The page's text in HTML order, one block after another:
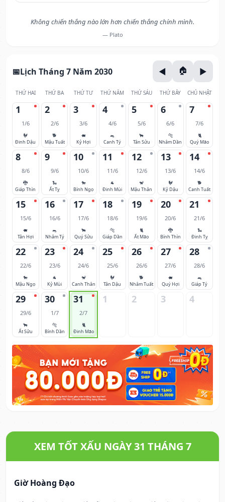
Không chiến thắng nào lớn hơn chiến thắng chính mình.
— Plato
Lịch Tháng 7 Năm 2030
THỨ HAI THỨ BA THỨ TƯ THỨ NĂM THỨ SÁU THỨ BẢY CHỦ NHẬT
1
1/6
🐓
Đinh Dậu
2
2/6
🐕
Mậu Tuất
3
3/6
🐖
Kỷ Hợi
4
4/6
🐀
Canh Tý
5
5/6
🐂
Tân Sửu
6
6/6
🐅
Nhâm Dần
7
7/6
🐈
Quý Mão
8
8/6
🐉
Giáp Thìn
9
9/6
🐍
Ất Tỵ
10
10/6
🐎
Bính Ngọ
11
11/6
🐐
Đinh Mùi
12
12/6
🐒
Mậu Thân
13
13/6
🐓
Kỷ Dậu
14
14/6
🐕
Canh Tuất
15
15/6
🐖
Tân Hợi
16
16/6
🐀
Nhâm Tý
17
17/6
🐂
Quý Sửu
18
18/6
🐅
Giáp Dần
19
19/6
🐈
Ất Mão
20
20/6
🐉
Bính Thìn
21
21/6
🐍
Đinh Tỵ
22
22/6
🐎
Mậu Ngọ
23
23/6
🐐
Kỷ Mùi
24
24/6
🐒
Canh Thân
25
25/6
🐓
Tân Dậu
26
26/6
🐕
Nhâm Tuất
27
27/6
🐖
Quý Hợi
28
28/6
🐀
Giáp Tý
29
29/6
🐂
Ất Sửu
30
1/7
🐅
Bính Dần
31
2/7
🐈
Đinh Mão
1 2 3 4
XEM TỐT XẤU NGÀY 31 THÁNG 7
Giờ Hoàng Đạo